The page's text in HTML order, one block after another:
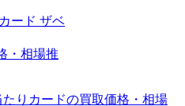
ード ザベ
・相場推